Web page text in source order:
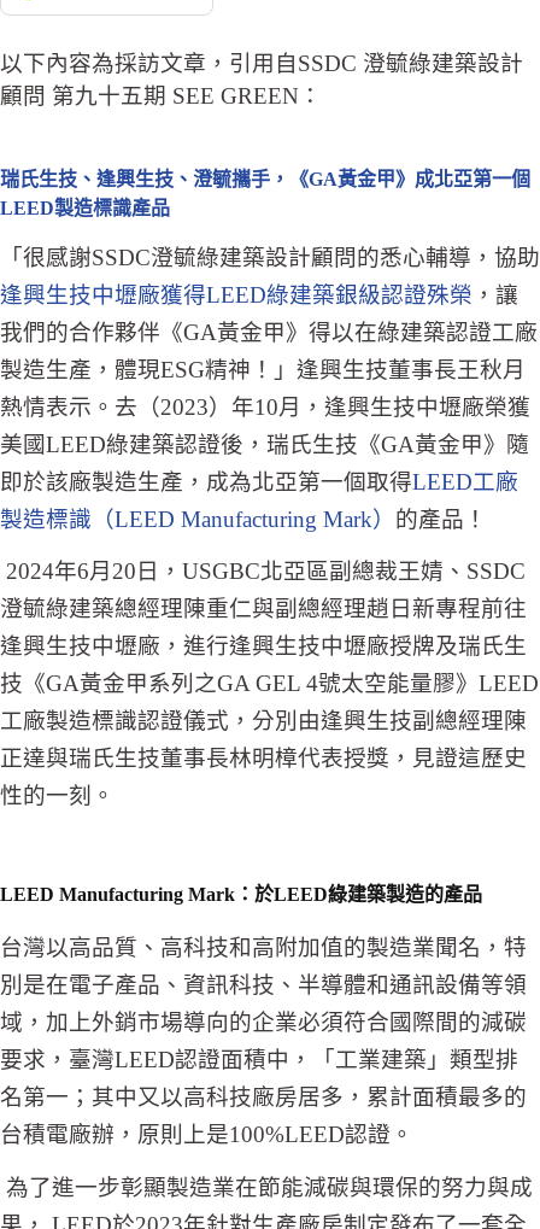
以下內容為採訪文章，引用自SSDC 澄毓綠建築設計
顧問 第九十五期 SEE GREEN：
瑞氏生技、逢興生技、澄毓攜手，《GA黃金甲》成北亞第一個
LEED製造標識產品
「很感謝SSDC澄毓綠建築設計顧問的悉心輔導，協助
逢興生技中壢廠獲得LEED綠建築銀級認證殊榮 ，讓
我們的合作夥伴《GA黃金甲》得以在綠建築認證工廠
製造生產，體現ESG精神！」逢興生技董事長王秋月
熱情表示。去（2023）年10月，逢興生技中壢廠榮獲
美國LEED綠建築認證後，瑞氏生技《GA黃金甲》隨
即於該廠製造生產，成為北亞第一個取得LEED工廠
製造標識（LEED Manufacturing Mark） 的產品！
2024年6月20日，USGBC北亞區副總裁王婧、SSDC
澄毓綠建築總經理陳重仁與副總經理趙日新專程前往
逢興生技中壢廠，進行逢興生技中壢廠授牌及瑞氏生
技《GA黃金甲系列之GA GEL 4號太空能量膠》LEED
工廠製造標識認證儀式，分別由逢興生技副總經理陳
正達與瑞氏生技董事長林明樟代表授獎，見證這歷史
性的一刻。
LEED Manufacturing Mark ：於LEED綠建築製造的產品
台灣以高品質、高科技和高附加值的製造業聞名，特
別是在電子產品、資訊科技、半導體和通訊設備等領
域，加上外銷市場導向的企業必須符合國際間的減碳
要求，臺灣LEED認證面積中，「工業建築」類型排
名第一；其中又以高科技廠房居多，累計面積最多的
台積電廠辦，原則上是100%LEED認證。
為了進一步彰顯製造業在節能減碳與環保的努力與成